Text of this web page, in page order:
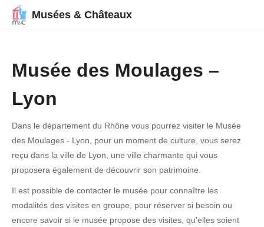
Musées & Châteaux
Musée des Moulages –
Lyon
Dans le département du Rhône vous pourrez visiter le Musée
des Moulages - Lyon, pour un moment de culture, vous serez
reçu dans la ville de Lyon, une ville charmante qui vous
proposera également de découvrir son patrimoine.
Il est possible de contacter le musée pour connaître les
modalités des visites en groupe, pour réserver si besoin ou
encore savoir si le musée propose des visites, qu'elles soient